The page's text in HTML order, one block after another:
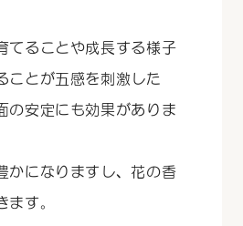
てることや成長する様子
ことが五感を刺激した
の安定にも効果がありま
かになりますし、花の香
す。